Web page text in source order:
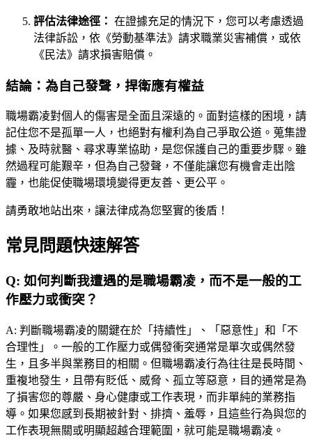
評估法律途徑： 在證據充足的情況下，您可以考慮透過
法律訴訟，依《勞動基準法》請求職業災害補償，或依
《民法》請求損害賠償。
結論：為自己發聲，捍衛應有權益
職場霸凌對個人的傷害是全面且深遠的。面對這樣的困境，請
記住您不是孤單一人，也絕對有權利為自己爭取公道。蒐集證
據、及時就醫、尋求專業協助，是您保護自己的重要步驟。雖
然過程可能艱辛，但為自己發聲，不僅能讓您有機會走出陰
霾，也能促使職場環境變得更友善、更公平。
請勇敢地站出來，讓法律成為您堅實的後盾！
常見問題快速解答
Q: 如何判斷我遭遇的是職場霸凌，而不是一般的工
作壓力或衝突？
A: 判斷職場霸凌的關鍵在於「持續性」、「惡意性」和「不
合理性」。一般的工作壓力或偶發衝突通常是單次或偶然發
生，且多半與業務目的相關。但職場霸凌行為往往是長時間、
重複地發生，且帶有貶低、威脅、孤立等惡意，目的通常是為
了損害您的尊嚴、身心健康或工作表現，而非單純的業務指
導。如果您感到長期被針對、排擠、羞辱，且這些行為與您的
工作表現無關或明顯超越合理範圍，就可能是職場霸凌。